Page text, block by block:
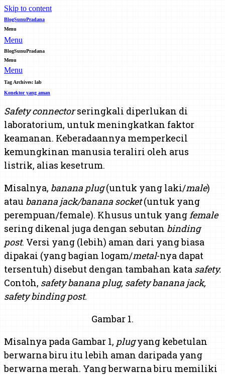
Skip to content
BlogSunuPradana
Menu
Menu
BlogSunuPradana
Menu
Menu
Tag Archives: lab
Konektor yang aman
Safety connectorseringkali diperlukan di
laboratorium, untuk meningkatkan faktor
keamanan. Keberadaannya memperkecil
kemungkinan manusia teraliri oleh arus
listrik, alias kesetrum.
Misalnya, banana plug(untuk yang laki/male)
atau banana jack/banana socket(untuk yang
perempuan/female). Khusus untuk yang female
sering dikenal juga dengan sebutan binding
post. Versi yang (lebih) aman dari yang biasa
dipakai (yang bagian logam/metal-nya dapat
tersentuh) disebut dengan tambahan kata safety.
Contoh, safety banana plug, safety banana jack,
safety binding post.
Gambar 1.
Misalnya pada Gambar 1, plugyang kebetulan
berwarna biru itu lebih aman daripada yang
berwarna merah. Yang berwarna biru memiliki